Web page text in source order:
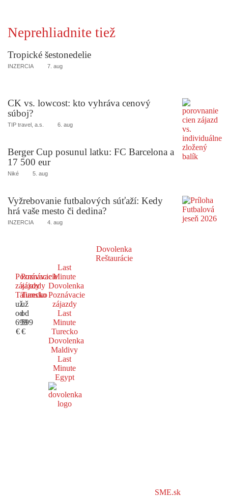
Neprehliadnite tiež
Tropické šestonedelie
INZERCIA 7. aug
CK vs. lowcost: kto vyhráva cenový
súboj?
TIP travel, a.s. 6. aug
Berger Cup posunul latku: FC Barcelona a
17 500 eur
Niké 5. aug
Vyžrebovanie futbalových súťaží: Kedy
hrá vaše mesto či dedina?
INZERCIA 4. aug
Dovolenka
Reštaurácie
Poznávacie
zájazdy
Taliansko
už
od
699
€
Poznávacie
zájazdy
Turecko
už
od
599
€
Last
Minute
Dovolenka
Poznávacie
zájazdy
Last
Minute
Turecko
Dovolenka
Maldivy
Last
Minute
Egypt
SME.sk